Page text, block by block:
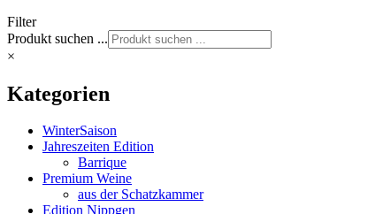
Filter
Produkt suchen ...
×
Kategorien
WinterSaison
Jahreszeiten Edition
Barrique
Premium Weine
aus der Schatzkammer
Edition Nippgen